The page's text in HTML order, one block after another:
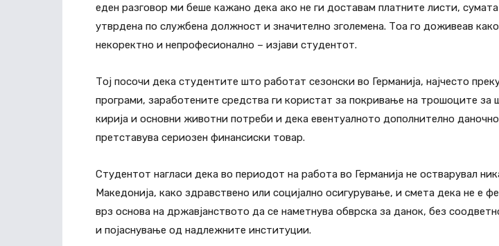
еден разговор ми беше кажано дека ако не ги доставам платните листи,
утврдена по службена должност и значително зголемена. Тоа го доживеав
некоректно и непрофесионално – изјави студентот.
Тој посочи дека студентите што работат сезонски во Германија, најчесто
програми, заработените средства ги користат за покривање на трошоците за
кирија и основни животни потреби и дека евентуалното дополнително
претставува сериозен финансиски товар.
Студентот нагласи дека во периодот на работа во Германија не остварувал
Македонија, како здравствено или социјално осигурување, и смета дека не е
врз основа на државјанството да се наметнува обврска за данок, без
и појаснување од надлежните институции.